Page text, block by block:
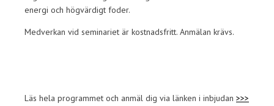
energi och högvärdigt foder.
Medverkan vid seminariet är kostnadsfritt. Anmälan krävs.
Läs hela programmet och anmäl dig via länken i inbjudan >>>